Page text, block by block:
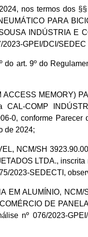
nos termos dos
PARA
INDÚSTRIA E
GPEI/DCI/
art. 9º do
ACCESS MEMORY)
CAL-COMP
0, conforme
de 2024;
NCM/SH
LTDA.,
2023-SEDECTI,
EM ALUMÍNIO,
DE
nº 076/2023-